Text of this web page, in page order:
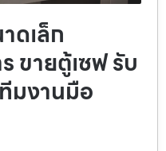
ดเล็ก
ขายตู้เซฟ รับ
มงานมือ